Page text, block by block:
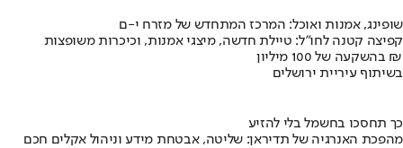
שופינג, אמנות ואוכל: המרכז המתחדש של מזרח י-ם
קפיצה קטנה לחו"ל: טיילת חדשה, מיצגי אמנות, וכיכרות משופצות
בהשקעה של 100 מיליון ₪
בשיתוף עיריית ירושלים
כך תחסכו בחשמל בלי להזיע
מהפכת האנרגיה של תדיראן: שליטה, אבטחת מידע וניהול אקלים חכם